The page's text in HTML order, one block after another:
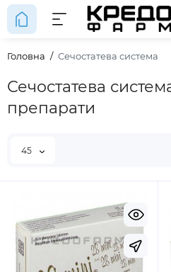
Головна Сечостатева система
Сечостатева
препарати
45